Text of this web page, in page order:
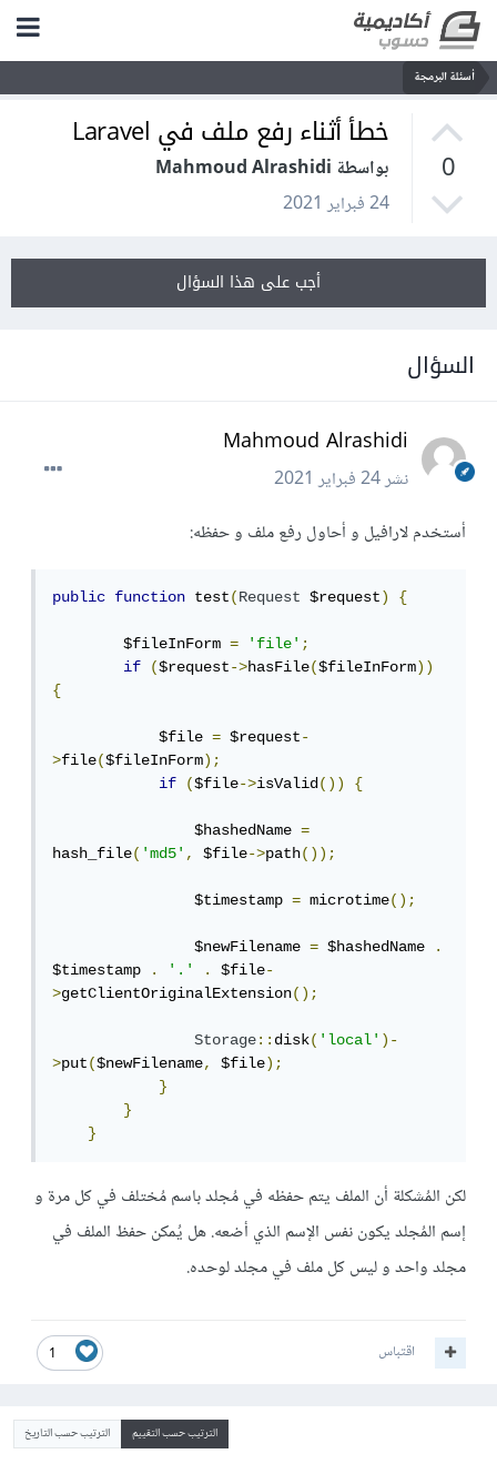
أسئلة البرمجة
0
خطأ أثناء رفع ملف في Laravel
بواسطة Mahmoud Alrashidi
24 فبراير 2021
أجب على هذا السؤال
السؤال
Mahmoud Alrashidi
نشر24 فبراير 2021
أستخدم لارافيل و أحاول رفع ملف و حفظه:
public function test(Request $request) {
        $fileInForm
= 'file';
if
($request->hasFile($fileInForm))
{
            $file
= $request-
>file($fileInForm);
if
($file->isValid()) {
                $hashedName
=
hash_file('md5', $file->path());
                $timestamp
= microtime();
                $newFilename
= $hashedName .
$timestamp . '.' . $file-
>getClientOriginalExtension();
Storage::disk('local')-
>put($newFilename, $file);
}
}
}
لكن المُشكلة أن الملف يتم حفظه في مُجلد باسم مُختلف في كل مرة و
إسم المُجلد يكون نفس الإسم الذي أضعه. هل يُمكن حفظ الملف في
مجلد واحد و ليس كل ملف في مجلد لوحده.
1 اقتباس
الترتيب حسب التقييم الترتيب حسب التاريخ